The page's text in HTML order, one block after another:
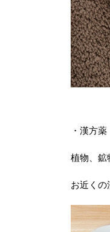
・漢方薬
植物、鉱
お近くの